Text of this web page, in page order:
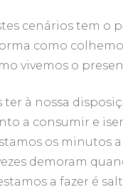
cenários tem o
como
vivemos o
ter à nossa
a consumir e
os minutos
demoram
a fazer é